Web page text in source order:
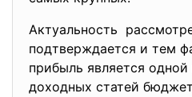
Актуальность
подтверждается и тем
прибыль является
доходных статей